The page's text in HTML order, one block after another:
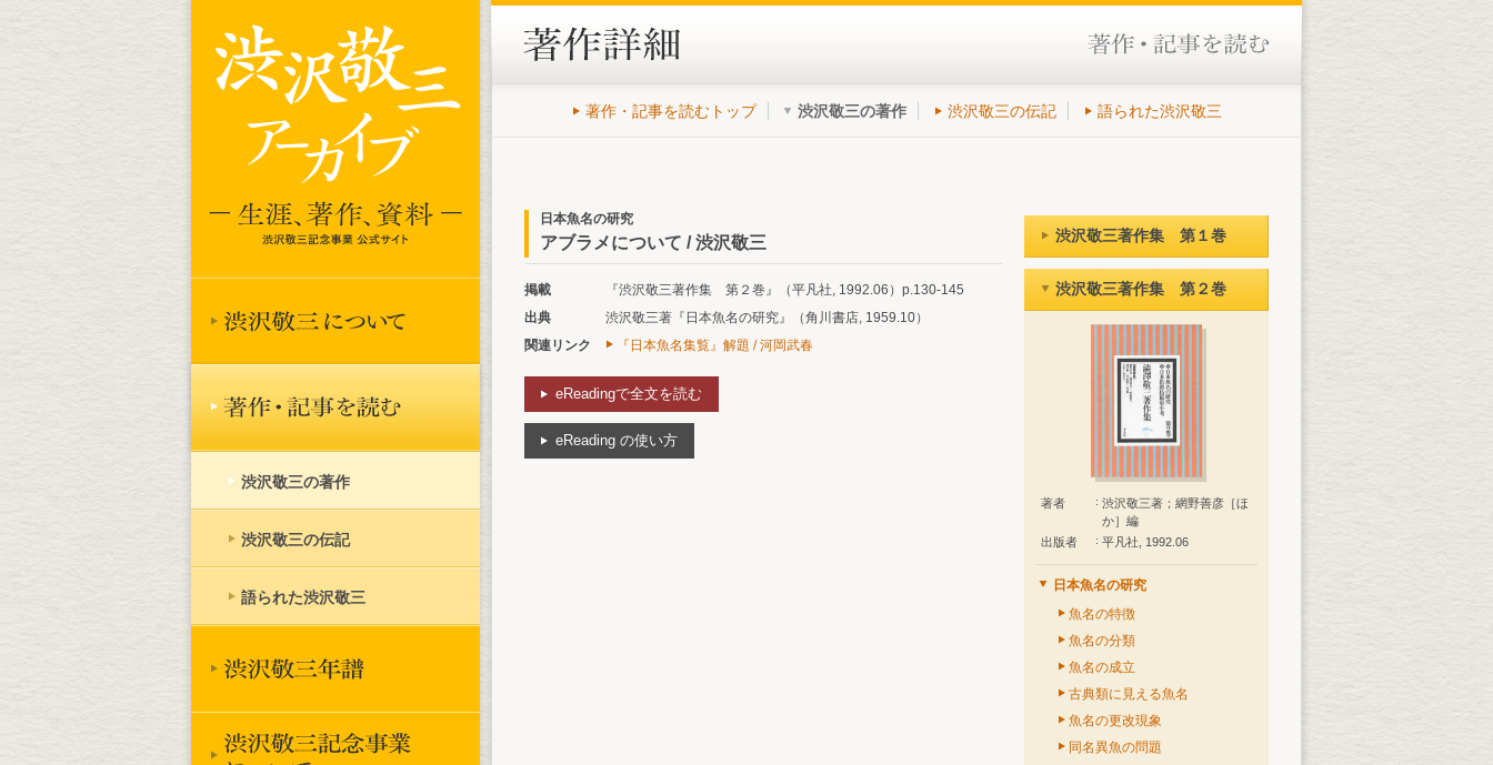
著作・記事を読むトップ 渋沢敬三の著作 渋沢敬三の伝記 語られた渋沢敬三
日本魚名の研究
アブラメについて / 渋沢敬三
掲載
『渋沢敬三著作集 第２巻』（平凡社, 1992.06）p.130-145
出典
渋沢敬三著『日本魚名の研究』（角川書店, 1959.10）
関連リンク
『日本魚名集覧』解題 / 河岡武春
eReadingで全文を読む
eReading の使い方
渋沢敬三著作集 第１巻
渋沢敬三著作集 第２巻
著者
渋沢敬三著；網野善彦［ほ
か］編
出版者
平凡社, 1992.06
日本魚名の研究
魚名の特徴
魚名の分類
魚名の成立
古典類に見える魚名
魚名の更改現象
同名異魚の問題
渋沢敬三の著作
渋沢敬三の伝記
語られた渋沢敬三